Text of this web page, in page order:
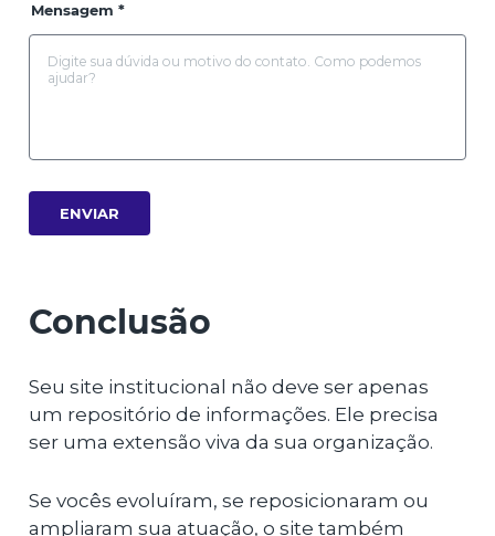
Mensagem *
ENVIAR
Conclusão
Seu site institucional não deve ser apenas
um repositório de informações. Ele precisa
ser uma extensão viva da sua organização.
Se vocês evoluíram, se reposicionaram ou
ampliaram sua atuação, o site também